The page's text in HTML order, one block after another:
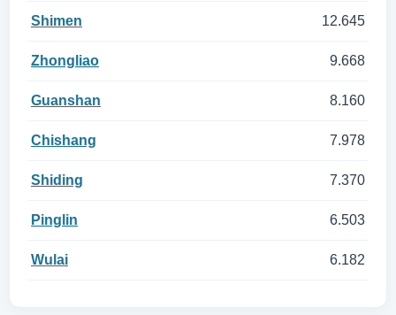
Shimen 12.645
Zhongliao 9.668
Guanshan 8.160
Chishang 7.978
Shiding 7.370
Pinglin 6.503
Wulai 6.182